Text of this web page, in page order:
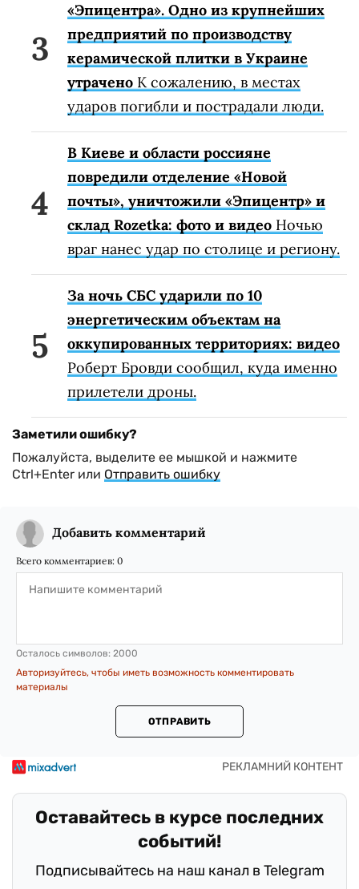
«Эпицентра». Одно из крупнейших
предприятий по производству
керамической плитки в Украине
утрачено К сожалению, в местах
ударов погибли и пострадали люди.
В Киеве и области россияне
повредили отделение «Новой
почты», уничтожили «Эпицентр» и
склад Rozetka: фото и видео Ночью
враг нанес удар по столице и региону.
За ночь СБС ударили по 10
энергетическим объектам на
оккупированных территориях: видео
Роберт Бровди сообщил, куда именно
прилетели дроны.
Заметили ошибку?
Пожалуйста, выделите ее мышкой и нажмите
Ctrl+Enter или Отправить ошибку
Добавить комментарий
Всего комментариев: 0
Осталось символов: 2000
Авторизуйтесь, чтобы иметь возможность комментировать
материалы
ОТПРАВИТЬ
Оставайтесь в курсе последних
событий!
Подписывайтесь на наш канал в Telegram